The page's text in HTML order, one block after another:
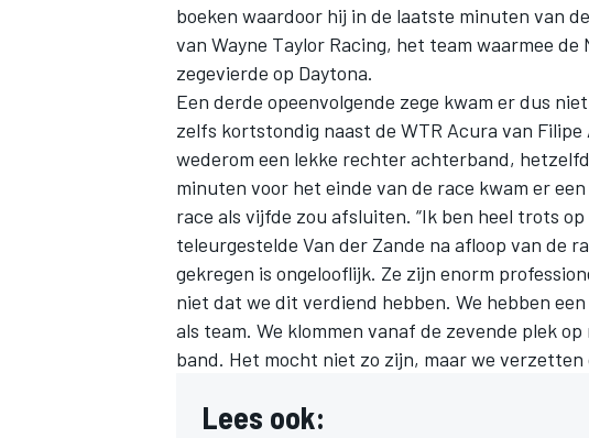
boeken waardoor hij in de laatste minuten van
van Wayne Taylor Racing, het team waarmee de
zegevierde op Daytona.
Een derde opeenvolgende zege kwam er dus
zelfs kortstondig naast de WTR Acura van
wederom een lekke rechter achterband,
minuten voor het einde van de race kwam er
race als vijfde zou afsluiten. “Ik ben heel trots
teleurgestelde Van der Zande na afloop van de
gekregen is ongelooflijk. Ze zijn enorm
niet dat we dit verdiend hebben. We hebben
als team. We klommen vanaf de zevende plek
band. Het mocht niet zo zijn, maar we verzetten
Lees ook: